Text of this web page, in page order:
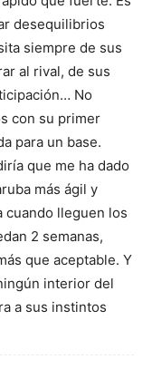
desequilibrios
siempre de sus
al rival, de sus
No
con su primer
para un base.
que me ha dado
más ágil y
cuando lleguen los
2 semanas,
que aceptable. Y
interior del
a sus instintos